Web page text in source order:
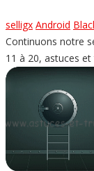
selligx Android
Continuons notre
11 à 20, astuces